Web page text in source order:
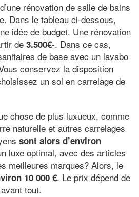
rénovation de salle de bains
Dans le tableau ci-dessous,
idée de budget. Une rénovation
de 3.500€-. Dans ce cas,
de base avec un lavabo
conservez la disposition
un sol en carrelage de
chose de plus luxueux, comme
naturelle et autres carrelages
sont alors d’environ
luxe optimal, avec des articles
meilleures marques? Alors, le
10 000 €. Le prix dépend de
tout.